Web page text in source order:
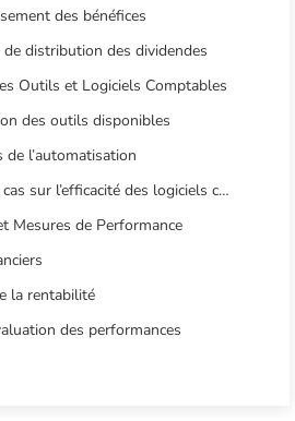
des bénéfices
distribution des dividendes
Outils et Logiciels Comptables
des outils disponibles
de l’automatisation
Études de cas sur l’efficacité des logiciels comptables
Mesures de Performance
la rentabilité
des performances